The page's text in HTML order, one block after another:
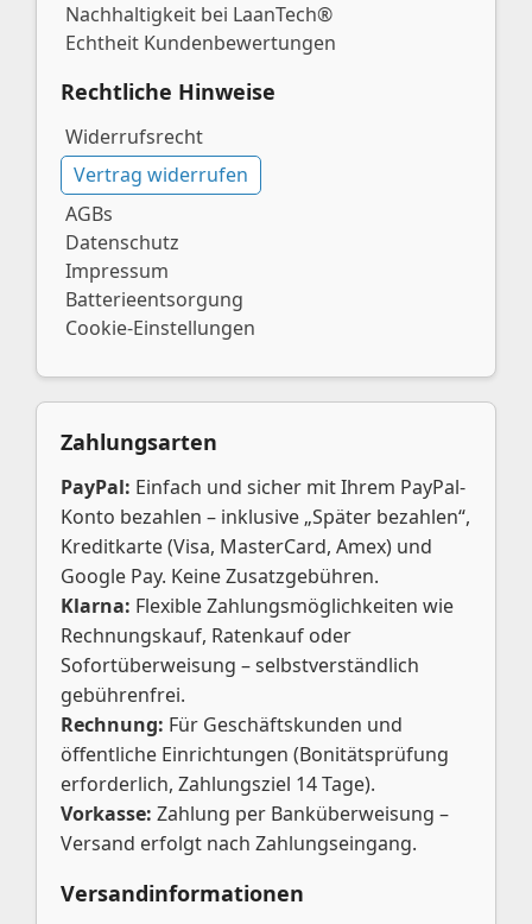
Nachhaltigkeit bei LaanTech®
Echtheit Kundenbewertungen
Rechtliche Hinweise
Widerrufsrecht
Vertrag widerrufen
AGBs
Datenschutz
Impressum
Batterieentsorgung
Cookie-Einstellungen
Zahlungsarten
PayPal: Einfach und sicher mit Ihrem PayPal-
Konto bezahlen – inklusive „Später bezahlen“,
Kreditkarte (Visa, MasterCard, Amex) und
Google Pay. Keine Zusatzgebühren.
Klarna: Flexible Zahlungsmöglichkeiten wie
Rechnungskauf, Ratenkauf oder
Sofortüberweisung – selbstverständlich
gebührenfrei.
Rechnung: Für Geschäftskunden und
öffentliche Einrichtungen (Bonitätsprüfung
erforderlich, Zahlungsziel 14 Tage).
Vorkasse: Zahlung per Banküberweisung –
Versand erfolgt nach Zahlungseingang.
Versandinformationen